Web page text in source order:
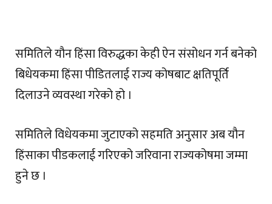
समितिले यौन हिंसा विरुद्धका केही ऐन संसोधन गर्न बनेको
बिधेयकमा हिंसा पीडितलाई राज्य कोषबाट क्षतिपूर्ति
दिलाउने व्यवस्था गरेको हो ।
समितिले विधेयकमा जुटाएको सहमति अनुसार अब यौन
हिंसाका पीडकलाई गरिएको जरिवाना राज्यकोषमा जम्मा
हुने छ ।